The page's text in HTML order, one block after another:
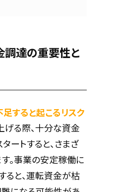
調達の重要性と
すると起こるリスク
る際、十分な資金
ートすると、さまざ
。事業の安定稼働に
と、運転資金が枯